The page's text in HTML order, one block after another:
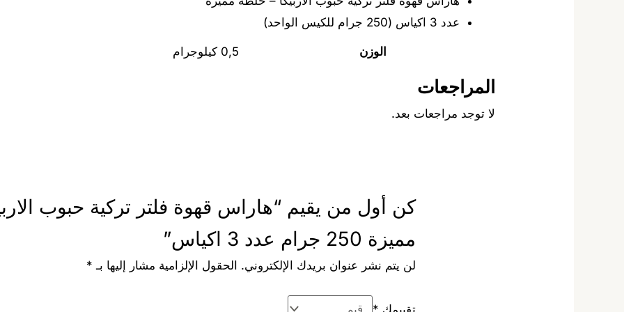
عدد 3 اكياس (250 جرام للكيس الواحد)
الوزن 0,5 كيلوجرام
المراجعات
لا توجد مراجعات بعد.
كن أول من يقيم “هاراس قهوة فلتر تركية حبوب
مميزة 250 جرام عدد 3 اكياس”
لن يتم نشر عنوان بريدك الإلكتروني. الحقول الإلزامية مشار إليها بـ *
تقييمك *